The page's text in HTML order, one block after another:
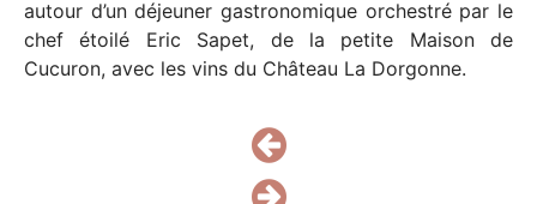
autour d’un déjeuner gastronomique orchestré par le
chef étoilé Eric Sapet, de la petite Maison de
Cucuron, avec les vins du Château La Dorgonne.